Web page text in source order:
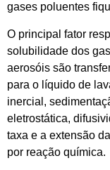
gases poluentes
O principal fator
solubilidade dos
aerosóis são
para o líquido de
inercial,
eletrostática,
taxa e a extensão
por reação química.